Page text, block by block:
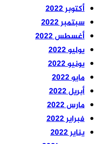
أكتوبر 2022
سبتمبر 2022
أغسطس 2022
يوليو 2022
يونيو 2022
مايو 2022
أبريل 2022
مارس 2022
فبراير 2022
يناير 2022